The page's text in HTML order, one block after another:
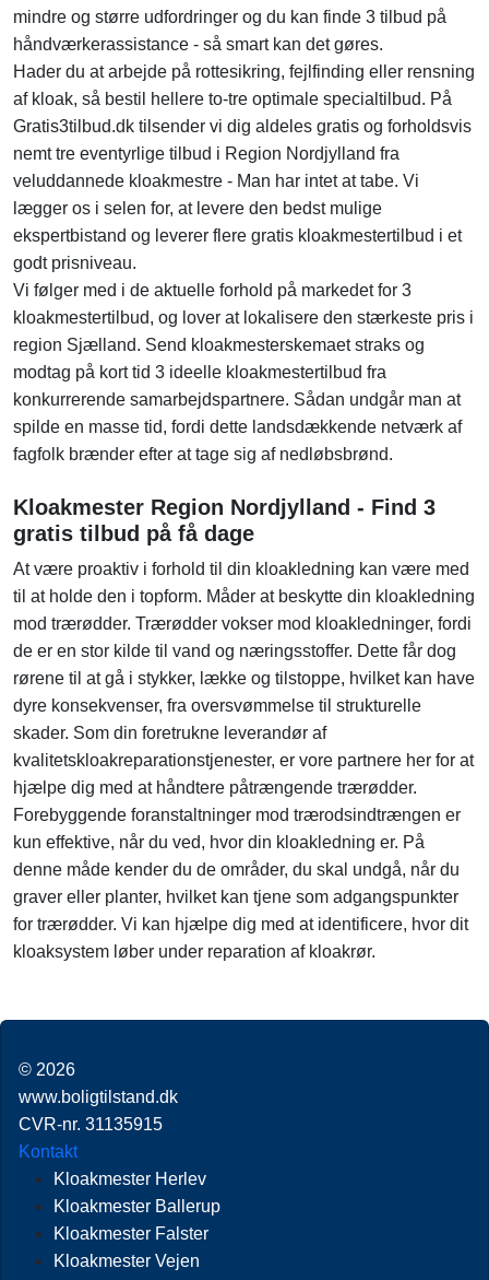
mindre og større udfordringer og du kan finde 3 tilbud på
håndværkerassistance - så smart kan det gøres.
Hader du at arbejde på rottesikring, fejlfinding eller rensning
af kloak, så bestil hellere to-tre optimale specialtilbud. På
Gratis3tilbud.dk tilsender vi dig aldeles gratis og forholdsvis
nemt tre eventyrlige tilbud i Region Nordjylland fra
veluddannede kloakmestre - Man har intet at tabe. Vi
lægger os i selen for, at levere den bedst mulige
ekspertbistand og leverer flere gratis kloakmestertilbud i et
godt prisniveau.
Vi følger med i de aktuelle forhold på markedet for 3
kloakmestertilbud, og lover at lokalisere den stærkeste pris i
region Sjælland. Send kloakmesterskemaet straks og
modtag på kort tid 3 ideelle kloakmestertilbud fra
konkurrerende samarbejdspartnere. Sådan undgår man at
spilde en masse tid, fordi dette landsdækkende netværk af
fagfolk brænder efter at tage sig af nedløbsbrønd.
Kloakmester Region Nordjylland - Find 3
gratis tilbud på få dage
At være proaktiv i forhold til din kloakledning kan være med
til at holde den i topform. Måder at beskytte din kloakledning
mod trærødder. Trærødder vokser mod kloakledninger, fordi
de er en stor kilde til vand og næringsstoffer. Dette får dog
rørene til at gå i stykker, lække og tilstoppe, hvilket kan have
dyre konsekvenser, fra oversvømmelse til strukturelle
skader. Som din foretrukne leverandør af
kvalitetskloakreparationstjenester, er vore partnere her for at
hjælpe dig med at håndtere påtrængende trærødder.
Forebyggende foranstaltninger mod trærodsindtrængen er
kun effektive, når du ved, hvor din kloakledning er. På
denne måde kender du de områder, du skal undgå, når du
graver eller planter, hvilket kan tjene som adgangspunkter
for trærødder. Vi kan hjælpe dig med at identificere, hvor dit
kloaksystem løber under reparation af kloakrør.
© 2026
www.boligtilstand.dk
CVR-nr. 31135915
Kontakt
Kloakmester Herlev
Kloakmester Ballerup
Kloakmester Falster
Kloakmester Vejen